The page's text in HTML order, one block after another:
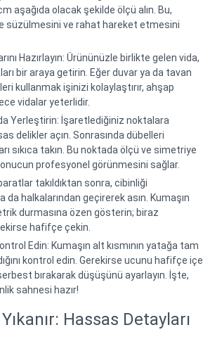
aşağıda olacak şekilde ölçü alın. Bu,
süzülmesini ve rahat hareket etmesini
Hazırlayın: Ürününüzle birlikte gelen vida,
bir araya getirin. Eğer duvar ya da tavan
kullanmak işinizi kolaylaştırır, ahşap
vidalar yeterlidir.
Yerleştirin: İşaretlediğiniz noktalara
delikler açın. Sonrasında dübelleri
sıkıca takın. Bu noktada ölçü ve simetriye
profesyonel görünmesini sağlar.
takıldıktan sonra, cibinliği
da halkalarından geçirerek asın. Kumaşın
durmasına özen gösterin; biraz
hafifçe çekin.
Edin: Kumaşın alt kısmının yatağa tam
kontrol edin. Gerekirse ucunu hafifçe içe
bırakarak düşüşünü ayarlayın. İşte,
sahnesi hazır!
Hassas Detayları